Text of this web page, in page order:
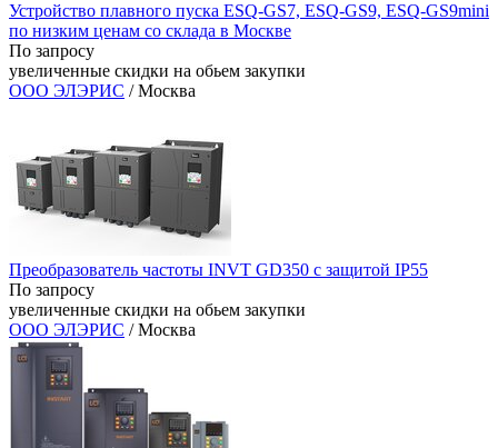
Устройство плавного пуска ESQ-GS7, ESQ-GS9, ESQ-GS9mini
по низким ценам со склада в Москве
По запросу
увеличенные скидки на обьем закупки
ООО ЭЛЭРИС / Москва
Преобразователь частоты INVT GD350 с защитой IP55
По запросу
увеличенные скидки на обьем закупки
ООО ЭЛЭРИС / Москва